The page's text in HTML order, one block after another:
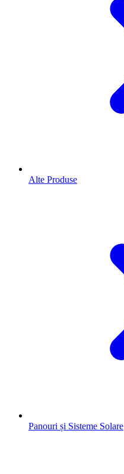
Alte Produse
Panouri și Sisteme Solare